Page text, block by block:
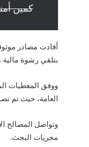
كمين
أفادت مصادر
بتلقي رشوة
ووفق المعطيات
العامة، حيث تم
وتواصل المصالح
مجريات البحث.